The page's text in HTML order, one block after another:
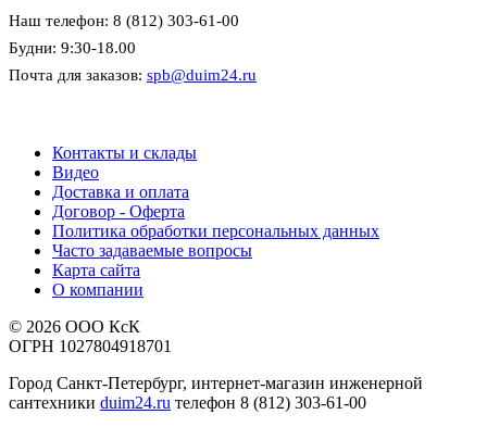
Наш телефон: 8 (812) 303-61-00
Будни: 9:30-18.00
Почта для заказов: spb@duim24.ru
Контакты и склады
Видео
Доставка и оплата
Договор - Оферта
Политика обработки персональных данных
Часто задаваемые вопросы
Карта сайта
О компании
© 2026 ООО КсК
ОГРН 1027804918701
Город Санкт-Петербург, интернет-магазин инженерной
сантехники duim24.ru телефон 8 (812) 303-61-00